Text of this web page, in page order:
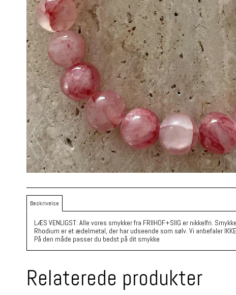
Beskrivelse
LÆS VENLIGST: Alle vores smykker fra FRIIHOF+SIIG er nikkelfri.
Rhodium er et ædelmetal, der har udseende som sølv. Vi anbefaler
På den måde passer du bedst på dit smykke
Relaterede produkter